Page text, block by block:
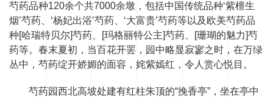
芍药品种120余个共7000余墩，包括中国传统品种‘紫檀生
烟’芍药、‘杨妃出浴’芍药、‘大富贵’芍药等以及欧美芍药品
种[哈瑞特贝尔]芍药、[玛格丽特公主]芍药、[珊瑚的魅力]芍
药等。春末夏初，当百花开罢，园中略显寂寥之时，在万绿
丛中，芍药绽开娇媚的面容，姹紫嫣红，令人赏心悦目。
芍药园西北高坡处建有红柱朱顶的“挽香亭”，坐在亭中